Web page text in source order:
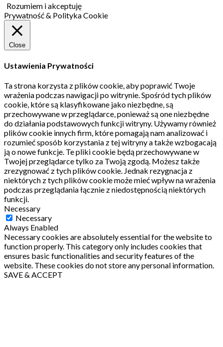
Rozumiem i akceptuję
Prywatność & Polityka Cookie
Close
Ustawienia Prywatności
Ta strona korzysta z plików cookie, aby poprawić Twoje
wrażenia podczas nawigacji po witrynie.Spośród tych plików
cookie, które są klasyfikowane jako niezbędne, są
przechowywane w przeglądarce, ponieważ są one niezbędne
do działania podstawowych funkcji witryny. Używamy również
plików cookie innych firm, które pomagają nam analizować i
rozumieć sposób korzystania z tej witryny a także wzbogacają
ją o nowe funkcje. Te pliki cookie będą przechowywane w
Twojej przeglądarce tylko za Twoją zgodą. Możesz także
zrezygnować z tych plików cookie. Jednak rezygnacja z
niektórych z tych plików cookie może mieć wpływ na wrażenia
podczas przeglądania łącznie z niedostępnością niektórych
funkcji.
Necessary
Necessary
Always Enabled
Necessary cookies are absolutely essential for the website to
function properly. This category only includes cookies that
ensures basic functionalities and security features of the
website. These cookies do not store any personal information.
SAVE & ACCEPT